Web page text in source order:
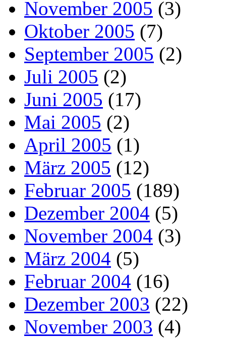
November 2005 (3)
Oktober 2005 (7)
September 2005 (2)
Juli 2005 (2)
Juni 2005 (17)
Mai 2005 (2)
April 2005 (1)
März 2005 (12)
Februar 2005 (189)
Dezember 2004 (5)
November 2004 (3)
März 2004 (5)
Februar 2004 (16)
Dezember 2003 (22)
November 2003 (4)